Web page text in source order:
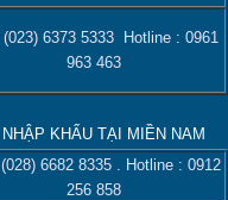
(023) 6373 5333 Hotline : 0961
963 463
KHẨU TẠI MIỀN NAM
(028) 6682 8335 . Hotline : 0912
256 858